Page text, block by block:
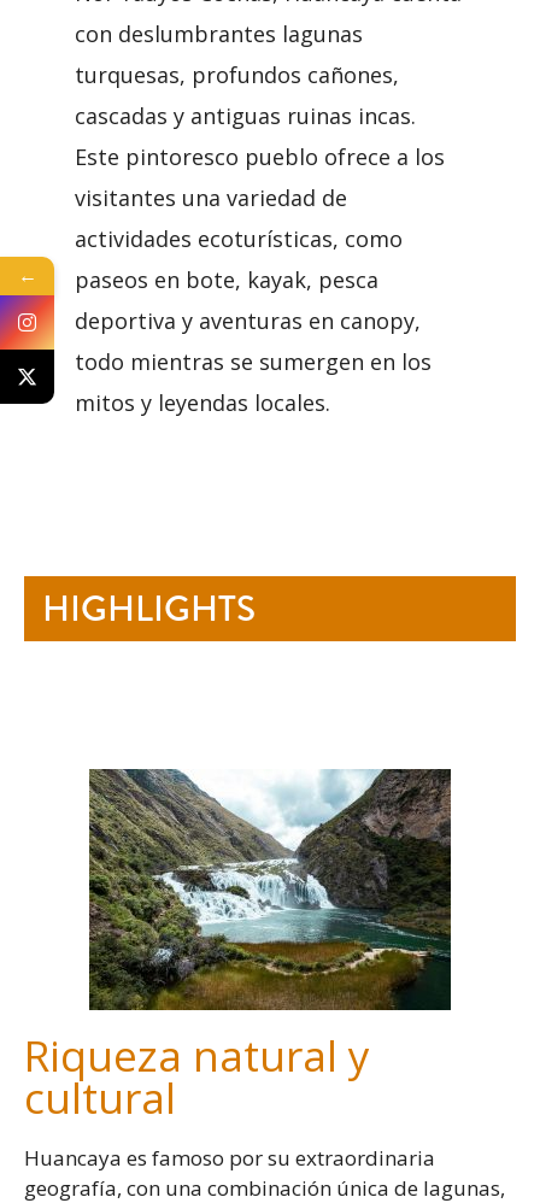
con deslumbrantes lagunas
turquesas, profundos cañones,
cascadas y antiguas ruinas incas.
Este pintoresco pueblo ofrece a los
visitantes una variedad de
actividades ecoturísticas, como
paseos en bote, kayak, pesca
deportiva y aventuras en canopy,
todo mientras se sumergen en los
mitos y leyendas locales.
HIGHLIGHTS
Riqueza natural y
cultural
Huancaya es famoso por su extraordinaria
geografía, con una combinación única de lagunas,
←